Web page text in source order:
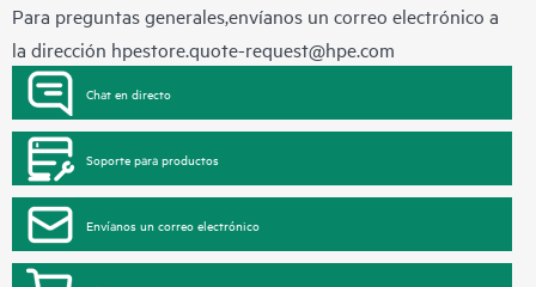
Para preguntas generales,envíanos un correo electrónico a
la dirección hpestore.quote-request@hpe.com
Chat en directo
Soporte para productos
Envíanos un correo electrónico